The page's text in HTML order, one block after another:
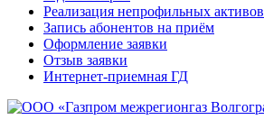
Реализация непрофильных активов
Запись абонентов на приём
Оформление заявки
Отзыв заявки
Интернет-приемная ГД